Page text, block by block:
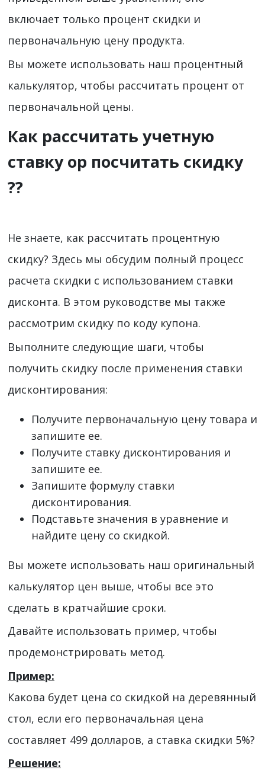
включает только процент скидки и
первоначальную цену продукта.
Вы можете использовать наш процентный
калькулятор, чтобы рассчитать процент от
первоначальной цены.
Как рассчитать учетную
ставку ор посчитать скидку
??
Не знаете, как рассчитать процентную
скидку? Здесь мы обсудим полный процесс
расчета скидки с использованием ставки
дисконта. В этом руководстве мы также
рассмотрим скидку по коду купона.
Выполните следующие шаги, чтобы
получить скидку после применения ставки
дисконтирования:
Получите первоначальную цену товара и
запишите ее.
Получите ставку дисконтирования и
запишите ее.
Запишите формулу ставки
дисконтирования.
Подставьте значения в уравнение и
найдите цену со скидкой.
Вы можете использовать наш оригинальный
калькулятор цен выше, чтобы все это
сделать в кратчайшие сроки.
Давайте использовать пример, чтобы
продемонстрировать метод.
Пример:
Какова будет цена со скидкой на деревянный
стол, если его первоначальная цена
составляет 499 долларов, а ставка скидки 5%?
Решение: